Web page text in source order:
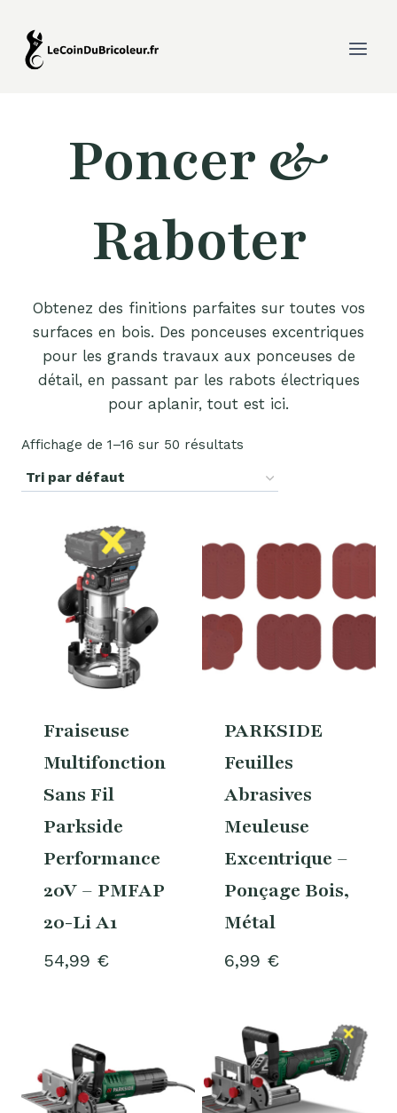
contenu
Poncer &
Raboter
Obtenez des finitions parfaites sur toutes vos
surfaces en bois. Des ponceuses excentriques
pour les grands travaux aux ponceuses de
détail, en passant par les rabots électriques
pour aplanir, tout est ici.
Affichage de 1–16 sur 50 résultats
Fraiseuse
Multifonction
Sans Fil
Parkside
Performance
20V – PMFAP
20-Li A1
54,99 €
PARKSIDE
Feuilles
Abrasives
Meuleuse
Excentrique –
Ponçage Bois,
Métal
6,99 €